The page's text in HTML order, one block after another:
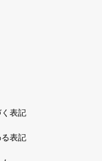
表記
表記